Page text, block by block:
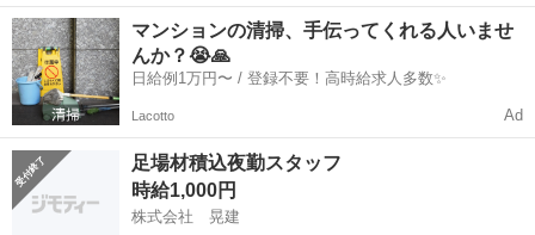
の整理をしてもらいます。 未経験OK Wワーク歓迎。外国人も勤務
OK。 力仕事もあるので、身体を鍛えたい方におすすめです！ リフト
免許をお持ちの方歓迎...
愛媛 西予市 スタッフ
マンションの清掃、手伝ってくれる人いませ
んか？😭🙏
日給例1万円〜 / 登録不要！高時給求人多数✨
Lacotto Ad
足場材積込夜勤スタッフ
時給1,000円
株式会社 晃建